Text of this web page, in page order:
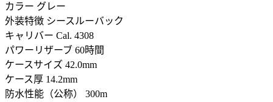
カラー グレー
外装特徴 シースルーバック
キャリバー Cal. 4308
パワーリザーブ 60時間
ケースサイズ 42.0mm
ケース厚 14.2mm
防水性能（公称） 300m